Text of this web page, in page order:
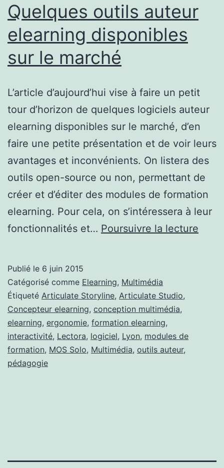
Quelques outils auteur
elearning disponibles
sur le marché
L’article d’aujourd’hui vise à faire un petit
tour d’horizon de quelques logiciels auteur
elearning disponibles sur le marché, d’en
faire une petite présentation et de voir leurs
avantages et inconvénients. On listera des
outils open-source ou non, permettant de
créer et d’éditer des modules de formation
elearning. Pour cela, on s’intéressera à leur
fonctionnalités et… Poursuivre la lecture
Publié le 6 juin 2015
Catégorisé comme Elearning, Multimédia
Étiqueté Articulate Storyline, Articulate Studio,
Concepteur elearning, conception multimédia,
elearning, ergonomie, formation elearning,
interactivité, Lectora, logiciel, Lyon, modules de
formation, MOS Solo, Multimédia, outils auteur,
pédagogie